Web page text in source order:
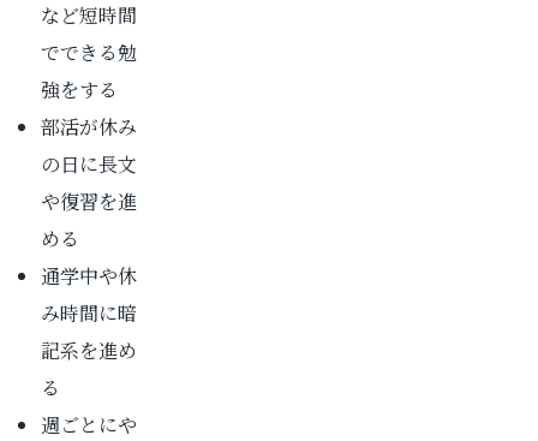
など短時間
でできる勉
強をする
部活が休み
の日に長文
や復習を進
める
通学中や休
み時間に暗
記系を進め
る
週ごとにや